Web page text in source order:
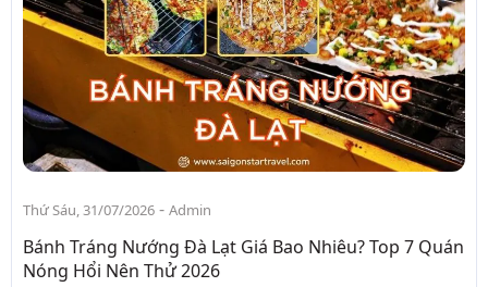
Thứ Sáu, 31/07/2026 - Admin
Bánh Tráng Nướng Đà Lạt Giá Bao Nhiêu? Top 7 Quán
Nóng Hổi Nên Thử 2026